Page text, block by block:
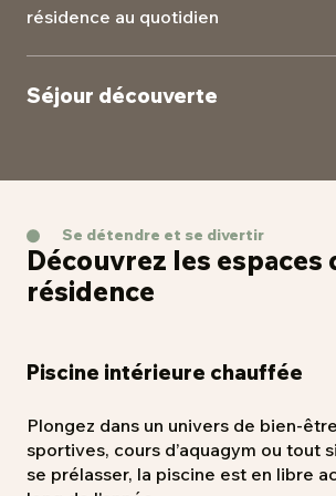
résidence au quotidien
Séjour découverte
Se détendre et se divertir
Découvrez les espaces
résidence
Piscine intérieure chauffée
Plongez dans un univers de bien-
sportives, cours d’aquagym ou tout
se prélasser, la piscine est en libre